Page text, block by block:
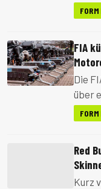
sich
für
FIA
Die
über
Red
Kurz